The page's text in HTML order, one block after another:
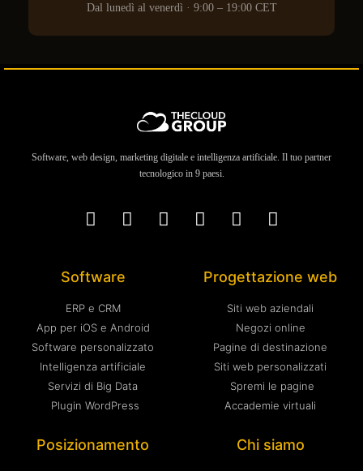
Dal lunedì al venerdì · 9:00 – 19:00 CET
Software, web design, marketing digitale e intelligenza artificiale. Il tuo partner
tecnologico in 9 paesi.
Software
ERP e CRM
App per iOS e Android
Software personalizzato
Intelligenza artificiale
Servizi di Big Data
Plugin WordPress
Progettazione web
Siti web aziendali
Negozi online
Pagine di destinazione
Siti web personalizzati
Spremi le pagine
Accademie virtuali
Posizionamento Chi siamo